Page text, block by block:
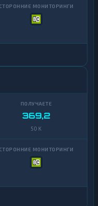
369,2
50 K